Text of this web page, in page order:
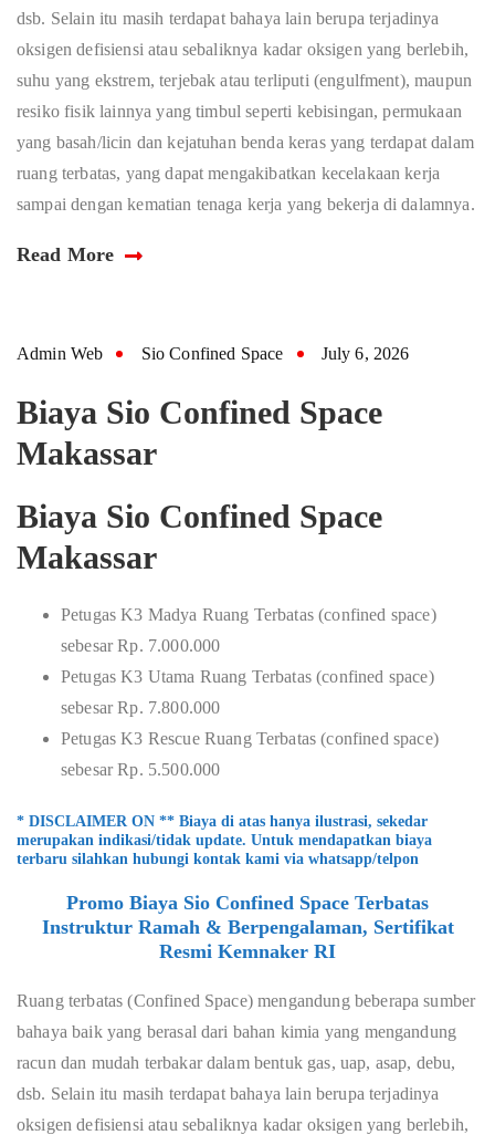
dsb. Selain itu masih terdapat bahaya lain berupa terjadinya
oksigen defisiensi atau sebaliknya kadar oksigen yang berlebih,
suhu yang ekstrem, terjebak atau terliputi (engulfment), maupun
resiko fisik lainnya yang timbul seperti kebisingan, permukaan
yang basah/licin dan kejatuhan benda keras yang terdapat dalam
ruang terbatas, yang dapat mengakibatkan kecelakaan kerja
sampai dengan kematian tenaga kerja yang bekerja di dalamnya.
Read More
Admin Web Sio Confined Space July 6, 2026
Biaya Sio Confined Space
Makassar
Biaya Sio Confined Space
Makassar
Petugas K3 Madya Ruang Terbatas (confined space)
sebesar Rp. 7.000.000
Petugas K3 Utama Ruang Terbatas (confined space)
sebesar Rp. 7.800.000
Petugas K3 Rescue Ruang Terbatas (confined space)
sebesar Rp. 5.500.000
* DISCLAIMER ON ** Biaya di atas hanya ilustrasi, sekedar
merupakan indikasi/tidak update. Untuk mendapatkan biaya
terbaru silahkan hubungi kontak kami via whatsapp/telpon
Promo Biaya Sio Confined Space Terbatas
Instruktur Ramah & Berpengalaman, Sertifikat
Resmi Kemnaker RI
Ruang terbatas (Confined Space) mengandung beberapa sumber
bahaya baik yang berasal dari bahan kimia yang mengandung
racun dan mudah terbakar dalam bentuk gas, uap, asap, debu,
dsb. Selain itu masih terdapat bahaya lain berupa terjadinya
oksigen defisiensi atau sebaliknya kadar oksigen yang berlebih,